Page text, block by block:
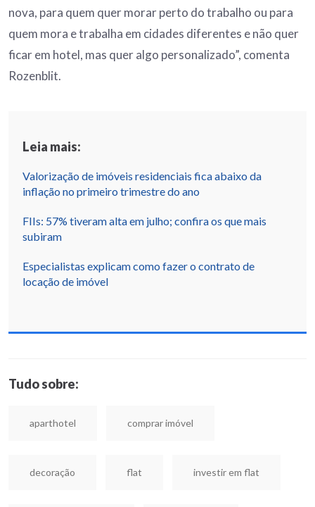
nova, para quem quer morar perto do trabalho ou para
quem mora e trabalha em cidades diferentes e não quer
ficar em hotel, mas quer algo personalizado”, comenta
Rozenblit.
Leia mais:
Valorização de imóveis residenciais fica abaixo da
inflação no primeiro trimestre do ano
FIIs: 57% tiveram alta em julho; confira os que mais
subiram
Especialistas explicam como fazer o contrato de
locação de imóvel
Tudo sobre:
aparthotel comprar imóvel
decoração flat investir em flat